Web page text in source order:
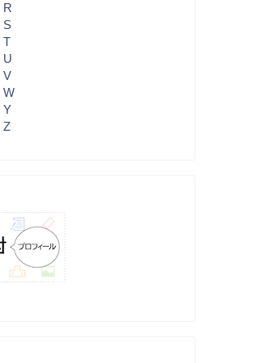
S
T
V
W
Y
Z